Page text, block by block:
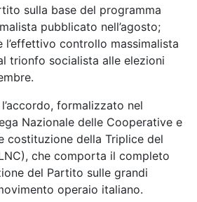
sulla base del programma
pubblicato nell’agosto;
l’effettivo controllo massimalista
trionfo socialista alle elezioni
formalizzato nel
Nazionale delle Cooperative e
costituzione della Triplice del
che comporta il completo
del Partito sulle grandi
operaio italiano.